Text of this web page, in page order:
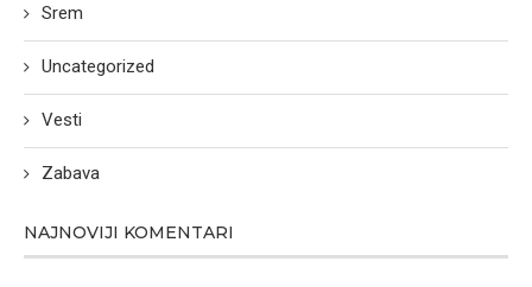
Srem
Uncategorized
Vesti
Zabava
NAJNOVIJI KOMENTARI